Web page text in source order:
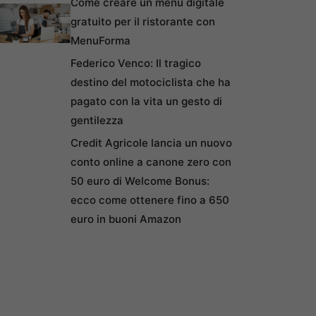
gratuito per il ristorante con
MenuForma
Federico Venco: Il tragico
destino del motociclista che ha
pagato con la vita un gesto di
gentilezza
Credit Agricole lancia un nuovo
conto online a canone zero con
50 euro di Welcome Bonus:
ecco come ottenere fino a 650
euro in buoni Amazon